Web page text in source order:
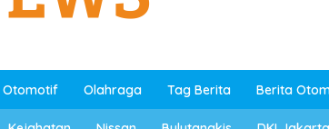
Otomotif Olahraga Tag Berita Berita